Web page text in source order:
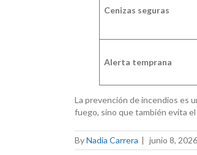
Cenizas seguras
Alerta temprana
La prevención de incendios es
fuego, sino que también evita
ByNadia Carrera | junio 8, 2026